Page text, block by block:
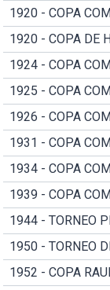
1920 - COPA
1920 - COPA DE
1924 - COPA
1925 - COPA
1926 - COPA
1931 - COPA
1934 - COPA
1939 - COPA
1944 - TORNEO
1950 - TORNEO
1952 - COPA